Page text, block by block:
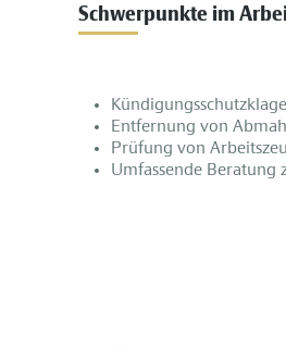
Schwerpunkte im
Entfernung von
Prüfung von
Umfassende Beratung